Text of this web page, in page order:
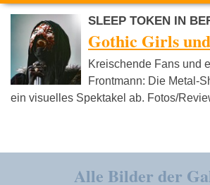
SLEEP TOKEN IN
Gothic Girls
Kreischende Fans und
Frontmann: Die Metal-
ein visuelles Spektakel ab. Fotos/
Alle Bilder der